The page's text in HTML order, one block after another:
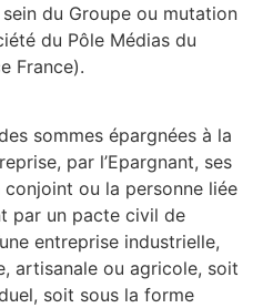
du Groupe ou mutation
du Pôle Médias du
France).
sommes épargnées à la
par l’Epargnant, ses
conjoint ou la personne liée
par un pacte civil de
entreprise industrielle,
artisanale ou agricole, soit
soit sous la forme